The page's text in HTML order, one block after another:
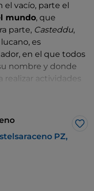
vacío, parte el
mundo, que
parte, Casteddu,
es
en el que todos
nombre y donde
realizar actividades
bike», paseos o
Pollino: en
es casualidad que
CAI
Me
PZ,